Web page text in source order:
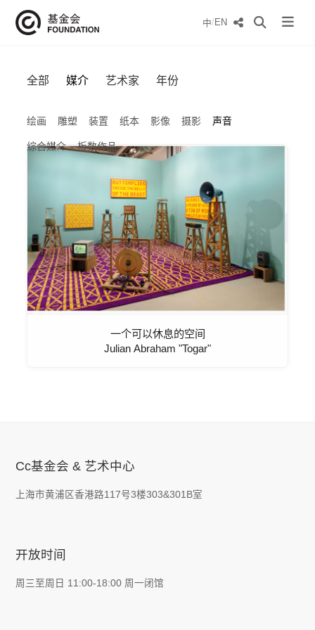
中/EN
全部 媒介
绘画 雕塑 装置 纸本 影像 摄影 声音
综合媒介 板数作品
艺术家 年份
一个可以休息的空间
Julian Abraham "Togar"
Cc基金会 & 艺术中心
上海市黄浦区香港路117号3楼303&301B室
开放时间
周三至周日 11:00-18:00 周一闭馆